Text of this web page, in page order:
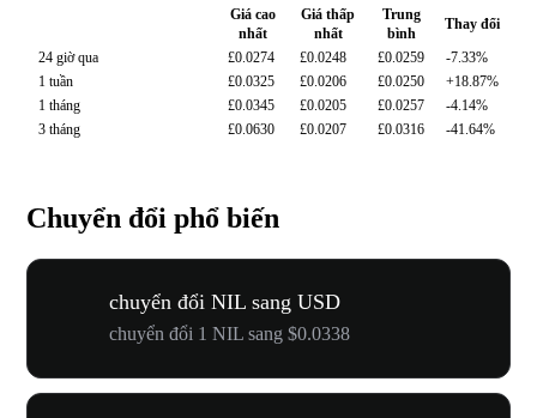
Giá cao
nhất
Giá thấp
nhất
Trung
bình
Thay đổi
24 giờ qua
£0.0274 £0.0248 £0.0259
-7.33%
1 tuần
£0.0325 £0.0206 £0.0250
+18.87%
1 tháng
£0.0345 £0.0205 £0.0257
-4.14%
3 tháng
£0.0630 £0.0207 £0.0316 -41.64%
Chuyển đổi phổ biến
chuyển đổi NIL sang USD
chuyển đổi 1 NIL sang $0.0338